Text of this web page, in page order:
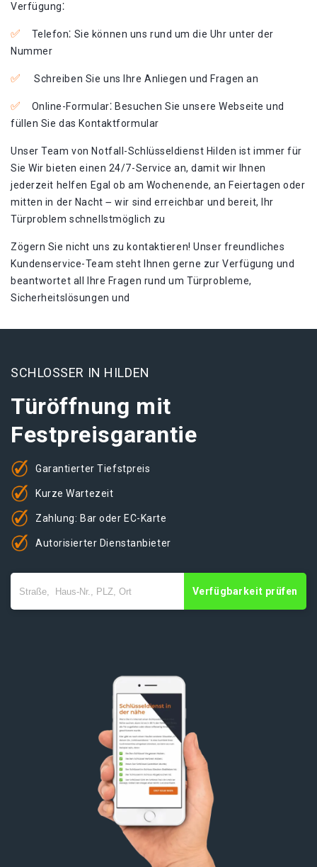
Verfügung⁚
Telefon⁚ Sie können uns rund um die Uhr unter der
Nummer
Schreiben Sie uns Ihre Anliegen und Fragen an
Online-Formular⁚ Besuchen Sie unsere Webseite und
füllen Sie das Kontaktformular
Unser Team von Notfall-Schlüsseldienst Hilden ist immer für
Sie Wir bieten einen 24/7-Service an, damit wir Ihnen
jederzeit helfen Egal ob am Wochenende, an Feiertagen oder
mitten in der Nacht ౼ wir sind erreichbar und bereit, Ihr
Türproblem schnellstmöglich zu
Zögern Sie nicht uns zu kontaktieren!​ Unser freundliches
Kundenservice-Team steht Ihnen gerne zur Verfügung und
beantwortet all Ihre Fragen rund um Türprobleme,
Sicherheitslösungen und
SCHLOSSER IN HILDEN
Türöffnung mit
Festpreisgarantie
Garantierter Tiefstpreis
Kurze Wartezeit
Zahlung: Bar oder EC-Karte
Autorisierter Dienstanbieter
Verfügbarkeit prüfen